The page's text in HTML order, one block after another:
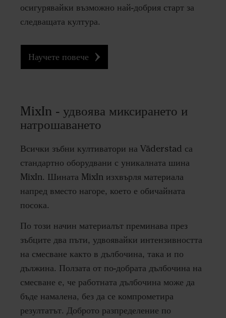
осигурявайки възможно най-добрия старт за
следващата култура.
Научете повече
MixIn - удвоява миксирането и
натрошаването
Всички зъбни култиватори на Väderstad са
стандартно оборудвани с уникалната шина
MixIn. Шината MixIn изхвърля материала
напред вместо нагоре, което е обичайната
посока.
По този начин материалът преминава през
зъбците два пъти, удвоявайки интензивността
на смесване както в дълбочина, така и по
дължина. Ползата от по-добрата дълбочина на
смесване е, че работната дълбочина може да
бъде намалена, без да се компрометира
резултатът. Доброто разпределение по